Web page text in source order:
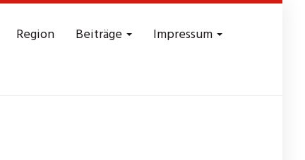
Region Beiträge Impressum